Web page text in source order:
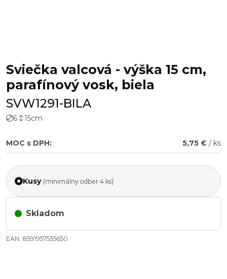
Sviečka valcová - výška 15 cm,
parafínový vosk, biela
SVW1291-BILA
6 15cm
MOC s DPH: 5,75 € / ks
Kusy (minimálny odber 4 ks)
Skladom
EAN: 8591957535650